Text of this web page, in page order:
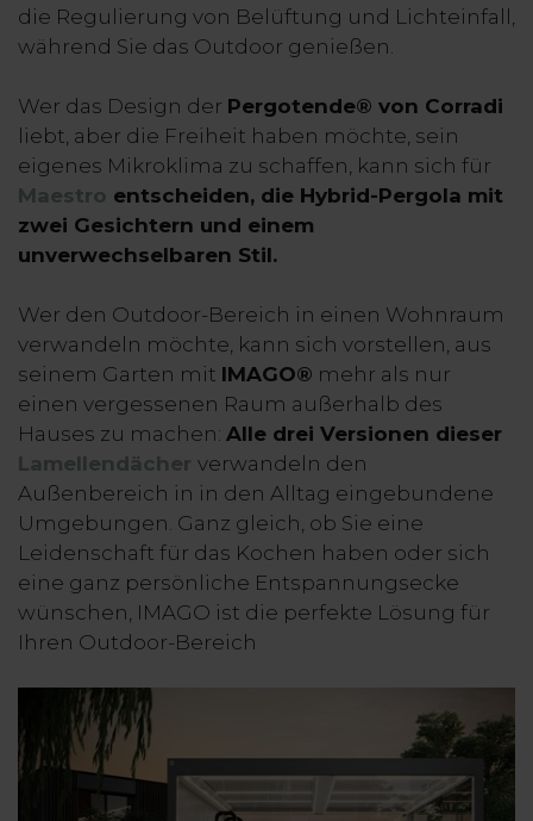
die Regulierung von Belüftung und Lichteinfall,
während Sie das Outdoor genießen.
Wer das Design der Pergotende® von Corradi
liebt, aber die Freiheit haben möchte, sein
eigenes Mikroklima zu schaffen, kann sich für
Maestro entscheiden, die Hybrid-Pergola mit
zwei Gesichtern und einem
unverwechselbaren Stil.
Wer den Outdoor-Bereich in einen Wohnraum
verwandeln möchte, kann sich vorstellen, aus
seinem Garten mit IMAGO® mehr als nur
einen vergessenen Raum außerhalb des
Hauses zu machen: Alle drei Versionen dieser
Lamellendächer verwandeln den
Außenbereich in in den Alltag eingebundene
Umgebungen. Ganz gleich, ob Sie eine
Leidenschaft für das Kochen haben oder sich
eine ganz persönliche Entspannungsecke
wünschen, IMAGO ist die perfekte Lösung für
Ihren Outdoor-Bereich